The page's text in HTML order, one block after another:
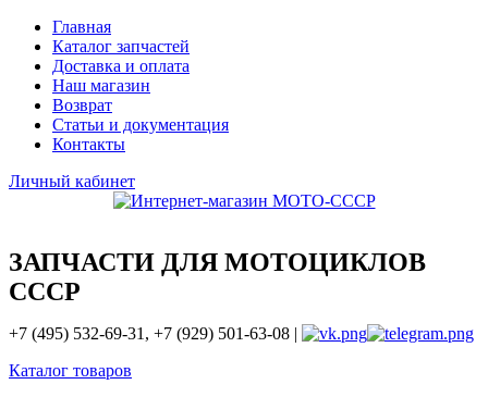
Главная
Каталог запчастей
Доставка и оплата
Наш магазин
Возврат
Статьи и документация
Контакты
Личный кабинет
ЗАПЧАСТИ ДЛЯ МОТОЦИКЛОВ
СССР
+7 (495) 532-69-31, +7 (929) 501-63-08 |
Каталог товаров